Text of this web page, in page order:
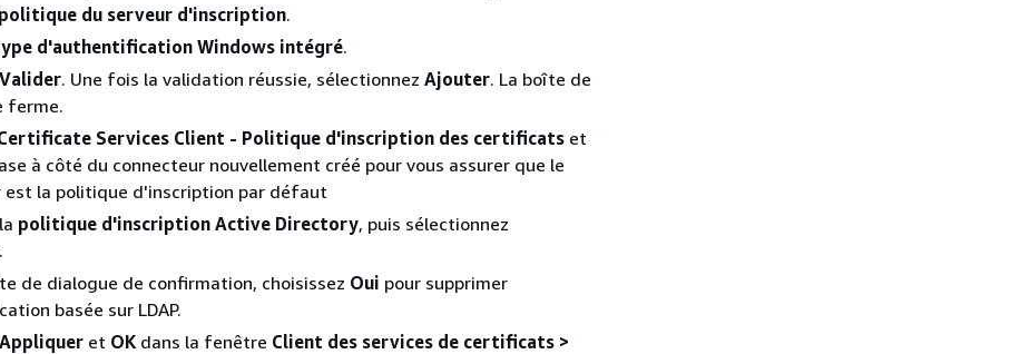
du serveur d'inscription.
d'authentification Windows intégré.
Valider. Une fois la validation réussie, sélectionnez Ajouter. La boîte de
ferme.
Services Client - Politique d'inscription des certificats et
à côté du connecteur nouvellement créé pour vous assurer que le
est la politique d'inscription par défaut
politique d'inscription Active Directory, puis sélectionnez
.
de dialogue de confirmation, choisissez Oui pour supprimer
basée sur LDAP.
Appliquer et OK dans la fenêtre Client des services de certificats >